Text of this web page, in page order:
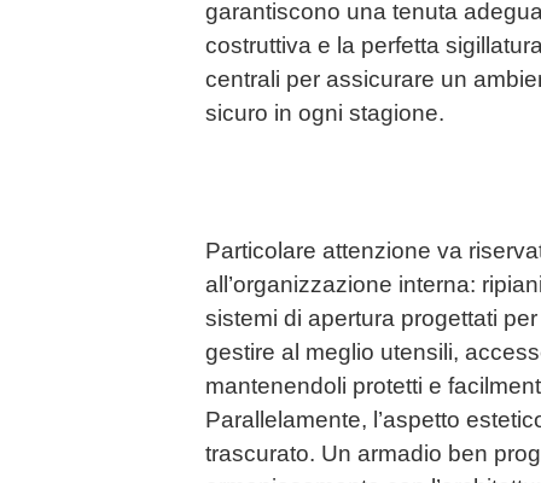
garantiscono una tenuta
costruttiva e la perfetta
centrali per assicurare un
sicuro in ogni stagione.
Particolare attenzione va
all’organizzazione interna:
sistemi di apertura progettati
gestire al meglio utensili,
mantenendoli protetti e
Parallelamente, l’aspetto
trascurato. Un armadio ben